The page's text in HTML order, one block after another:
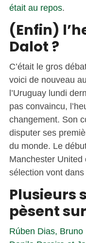
était au repos.
(Enfin)
Dalot ?
C’était le gros
voici de nouveau
l’Uruguay lundi
pas convaincu,
changement. Son
disputer ses
du monde. Le
Manchester
sélection vont
Plusieurs
pèsent
Rúben Dias,